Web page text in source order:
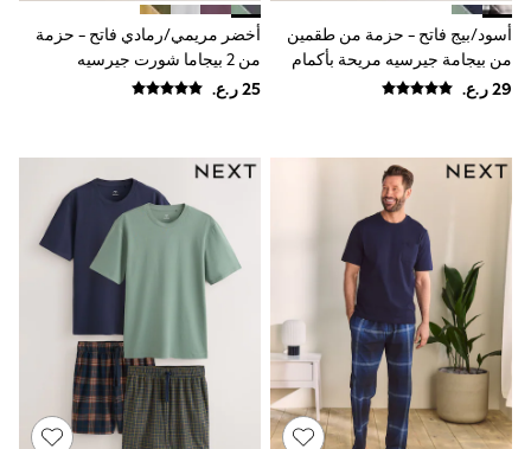
Sweatshirts
Cardigans
Coats & Jackets
Underwear
All Girls Sports & Swimwear
Trainers & Pumps
Tops
Leggings
Shorts
Joggers
adidas
Nike
Shop All
Shoes
Coats & Jackets
Bags & Accessories
Shirts
أسود/بيج فاتح - حزمة من طقمين
من بيجامة جيرسيه مريحة بأكمام
قصيرة
أخضر مريمي/رمادي فاتح - حزمة
من 2 بيجاما شورت جيرسيه